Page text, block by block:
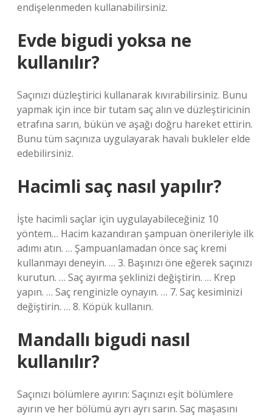
endişelenmeden kullanabilirsiniz.
Evde bigudi yoksa ne
kullanılır?
Saçınızı düzleştirici kullanarak kıvırabilirsiniz. Bunu
yapmak için ince bir tutam saç alın ve düzleştiricinin
etrafına sarın, bükün ve aşağı doğru hareket ettirin.
Bunu tüm saçınıza uygulayarak havalı bukleler elde
edebilirsiniz.
Hacimli saç nasıl yapılır?
İşte hacimli saçlar için uygulayabileceğiniz 10
yöntem… Hacim kazandıran şampuan önerileriyle ilk
adımı atın. … Şampuanlamadan önce saç kremi
kullanmayı deneyin. … 3. Başınızı öne eğerek saçınızı
kurutun. … Saç ayırma şeklinizi değiştirin. … Krep
yapın. … Saç renginizle oynayın. … 7. Saç kesiminizi
değiştirin. … 8. Köpük kullanın.
Mandallı bigudi nasıl
kullanılır?
Saçınızı bölümlere ayırın: Saçınızı eşit bölümlere
ayırın ve her bölümü ayrı ayrı sarın. Saç maşasını